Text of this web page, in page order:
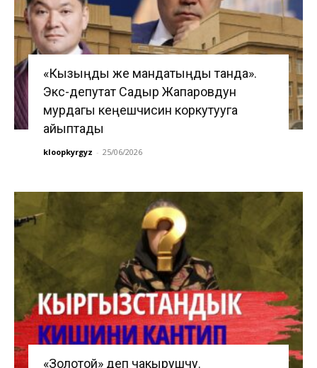
«Кызыңды же мандатыңды танда».
Экс-депутат Садыр Жапаровдун
мурдагы кеңешчисин коркутууга
айыптады
kloopkyrgyz - 25/06/2026
«Золотой» деп чакырушчу.